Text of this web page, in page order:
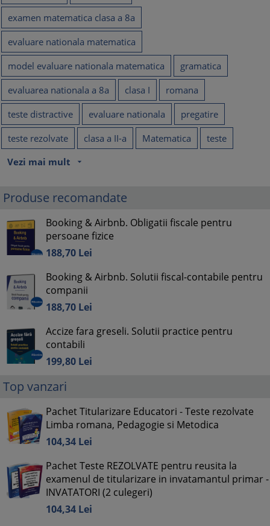
examen matematica clasa a 8a
evaluare nationala matematica
model evaluare nationala matematica
gramatica
evaluarea nationala a 8a
clasa I
romana
teste distractive
evaluare nationala
pregatire
teste rezolvate
clasa a II-a Matematica
teste
Vezi mai mult
arrow_drop_down
Produse recomandate
Booking & Airbnb. Obligatii fiscale pentru
persoane fizice
188,70 Lei
Booking & Airbnb. Solutii fiscal-contabile pentru
companii
188,70 Lei
Accize fara greseli. Solutii practice pentru
contabili
199,80 Lei
Top vanzari
Pachet Titularizare Educatori - Teste rezolvate
Limba romana, Pedagogie si Metodica
104,34 Lei
Pachet Teste REZOLVATE pentru reusita la
examenul de titularizare in invatamantul primar -
INVATATORI (2 culegeri)
104,34 Lei